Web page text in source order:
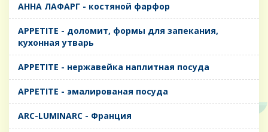
AHHA ЛАФАРГ - костяной фарфор
APPETITE - доломит, формы для запекания,
кухонная утварь
APPETITE - нержавейка наплитная посуда
APPETITE - эмалированая посуда
ARC-LUMINARC - Франция